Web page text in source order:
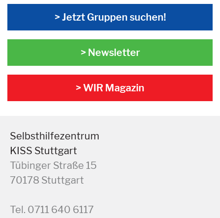
> Jetzt Gruppen suchen!
> Newsletter
> WIR Magazin
Selbsthilfezentrum
KISS Stuttgart
Tübinger Straße 15
70178 Stuttgart
Tel. 0711 640 6117